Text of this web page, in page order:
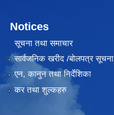
Notices
सूचना तथा समाचार
सार्वजनिक खरीद /बोलपत्र सूचना
एन, कानुन तथा निर्देशिका
कर तथा शुल्कहरु